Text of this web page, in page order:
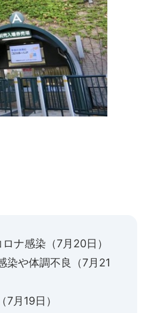
ナ感染（7月20日）
染や体調不良（7月21
月19日）